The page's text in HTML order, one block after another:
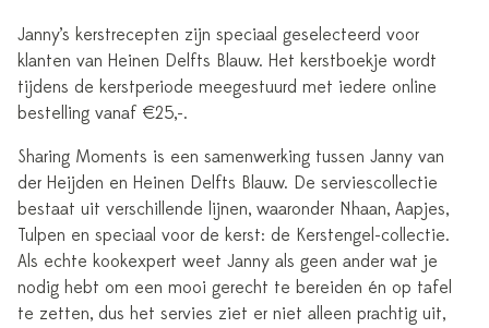
Janny’s kerstrecepten zijn speciaal geselecteerd voor
klanten van Heinen Delfts Blauw. Het kerstboekje wordt
tijdens de kerstperiode meegestuurd met iedere online
bestelling vanaf €25,-.
Sharing Moments is een samenwerking tussen Janny van
der Heijden en Heinen Delfts Blauw. De serviescollectie
bestaat uit verschillende lijnen, waaronder Nhaan, Aapjes,
Tulpen en speciaal voor de kerst: de Kerstengel-collectie.
Als echte kookexpert weet Janny als geen ander wat je
nodig hebt om een mooi gerecht te bereiden én op tafel
te zetten, dus het servies ziet er niet alleen prachtig uit,